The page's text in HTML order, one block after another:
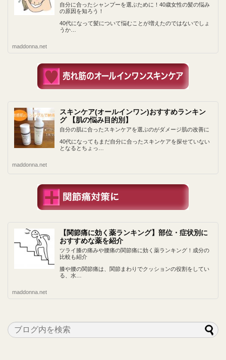
自分に合ったシャンプーを選ぶために！40歳女性の髪の悩み
の原因を知ろう！
40代になって髪について悩むことが増えたのではないでしょ
うか…
maddonna.net
スキンケア(オールインワン)おすすめランキン
グ 【肌の悩み目的別】
自分の肌に合ったスキンケアを選ぶのがダメージ肌の改善に
40代になってもまだ自分に合ったスキンケアを探せていない
となるとちょっ…
maddonna.net
【関節痛に効く薬ランキング】部位・症状別に
おすすめな薬を紹介
ツライ膝の痛みや腰痛の関節痛に効く薬ランキング！成分の
比較も紹介
膝や腰の関節痛は、関節まわりでクッションの役割をしてい
る、水…
maddonna.net